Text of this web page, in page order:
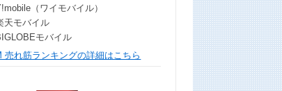
（ワイモバイル）
天モバイル
モバイル
売れ筋ランキングの詳細はこちら